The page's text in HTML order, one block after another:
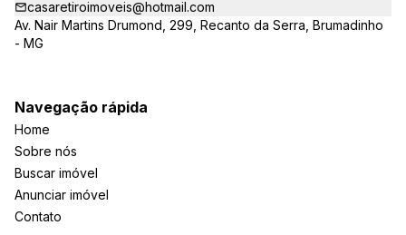
de produto, e gerenciamento de vendas.
casaretiroimoveis@hotmail.com
Av. Nair Martins Drumond, 299, Recanto da Serra, Brumadinho
- MG
Navegação rápida
Home
Sobre nós
Buscar imóvel
Anunciar imóvel
Contato